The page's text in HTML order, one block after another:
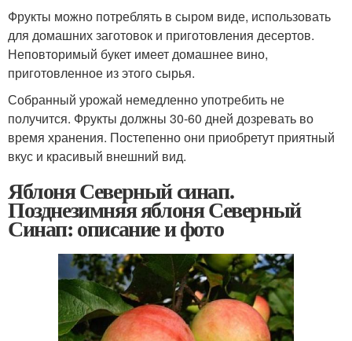
Фрукты можно потреблять в сыром виде, использовать
для домашних заготовок и приготовления десертов.
Неповторимый букет имеет домашнее вино,
приготовленное из этого сырья.
Собранный урожай немедленно употребить не
получится. Фрукты должны 30-60 дней дозревать во
время хранения. Постепенно они приобретут приятный
вкус и красивый внешний вид.
Яблоня Северный синап.
Позднезимняя яблоня Северный
Синап: описание и фото